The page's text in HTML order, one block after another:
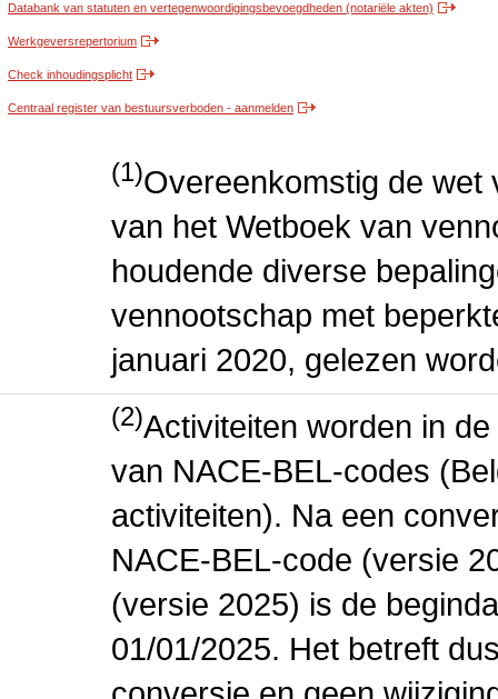
Databank van statuten en vertegenwoordigingsbevoegdheden (notariële akten)
Werkgeversrepertorium
Check inhoudingsplicht
Centraal register van bestuursverboden - aanmelden
(1)Overeenkomstig de wet
van het Wetboek van
houdende diverse
vennootschap met
januari 2020, gelezen
(2)Activiteiten worden in
van NACE-BEL-codes
activiteiten). Na een
NACE-BEL-code (versie
(versie 2025) is de
01/01/2025. Het betreft